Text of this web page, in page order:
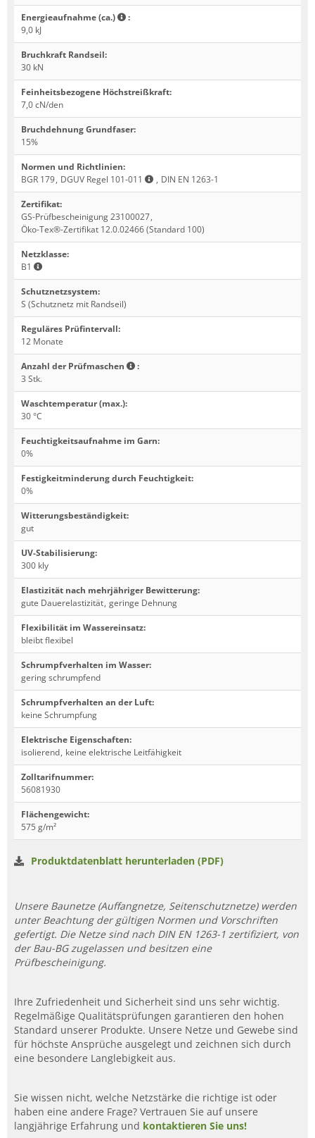
Energieaufnahme (ca.)
:
9,0 kJ
Bruchkraft Randseil:
30 kN
Feinheitsbezogene Höchstreißkraft:
7,0 cN/den
Bruchdehnung Grundfaser:
15%
Normen und Richtlinien:
BGR 179, DGUV Regel 101-011 , DIN EN 1263-1
Zertifikat:
GS-Prüfbescheinigung 23100027,
Öko-Tex®-Zertifikat 12.0.02466 (Standard 100)
Netzklasse:
B1
Schutznetzsystem:
S (Schutznetz mit Randseil)
Reguläres Prüfintervall:
12 Monate
Anzahl der Prüfmaschen
:
3 Stk.
Waschtemperatur (max.):
30 °C
Feuchtigkeitsaufnahme im Garn:
0%
Festigkeitminderung durch Feuchtigkeit:
0%
Witterungsbeständigkeit:
gut
UV-Stabilisierung:
300 kly
Elastizität nach mehrjähriger Bewitterung:
gute Dauerelastizität, geringe Dehnung
Flexibilität im Wassereinsatz:
bleibt flexibel
Schrumpfverhalten im Wasser:
gering schrumpfend
Schrumpfverhalten an der Luft:
keine Schrumpfung
Elektrische Eigenschaften:
isolierend, keine elektrische Leitfähigkeit
Zolltarifnummer:
56081930
Flächengewicht:
575 g/m²
Produktdatenblatt herunterladen (PDF)
Unsere Baunetze (Auffangnetze, Seitenschutznetze) werden
unter Beachtung der gültigen Normen und Vorschriften
gefertigt. Die Netze sind nach DIN EN 1263-1 zertifiziert, von
der Bau-BG zugelassen und besitzen eine
Prüfbescheinigung.
Ihre Zufriedenheit und Sicherheit sind uns sehr wichtig.
Regelmäßige Qualitätsprüfungen garantieren den hohen
Standard unserer Produkte. Unsere Netze und Gewebe sind
für höchste Ansprüche ausgelegt und zeichnen sich durch
eine besondere Langlebigkeit aus.
Sie wissen nicht, welche Netzstärke die richtige ist oder
haben eine andere Frage? Vertrauen Sie auf unsere
langjährige Erfahrung und kontaktieren Sie uns!